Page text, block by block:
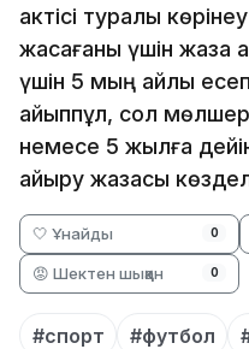
актісі туралы
жасағаны үшін жаза
үшін 5 мың айлық
айыппұл, сол
немесе 5 жылға
айыру жазасы
🤍 Ұнайды 0
😡 Шектен шыққан 0
#спорт #футбол